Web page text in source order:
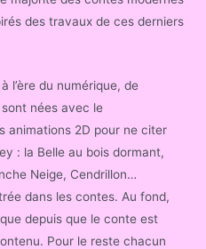
des travaux de ces derniers
l’ère du numérique, de
nées avec le
animations 2D pour ne citer
: la Belle au bois dormant,
Neige, Cendrillon…
dans les contes. Au fond,
depuis que le conte est
Pour le reste chacun